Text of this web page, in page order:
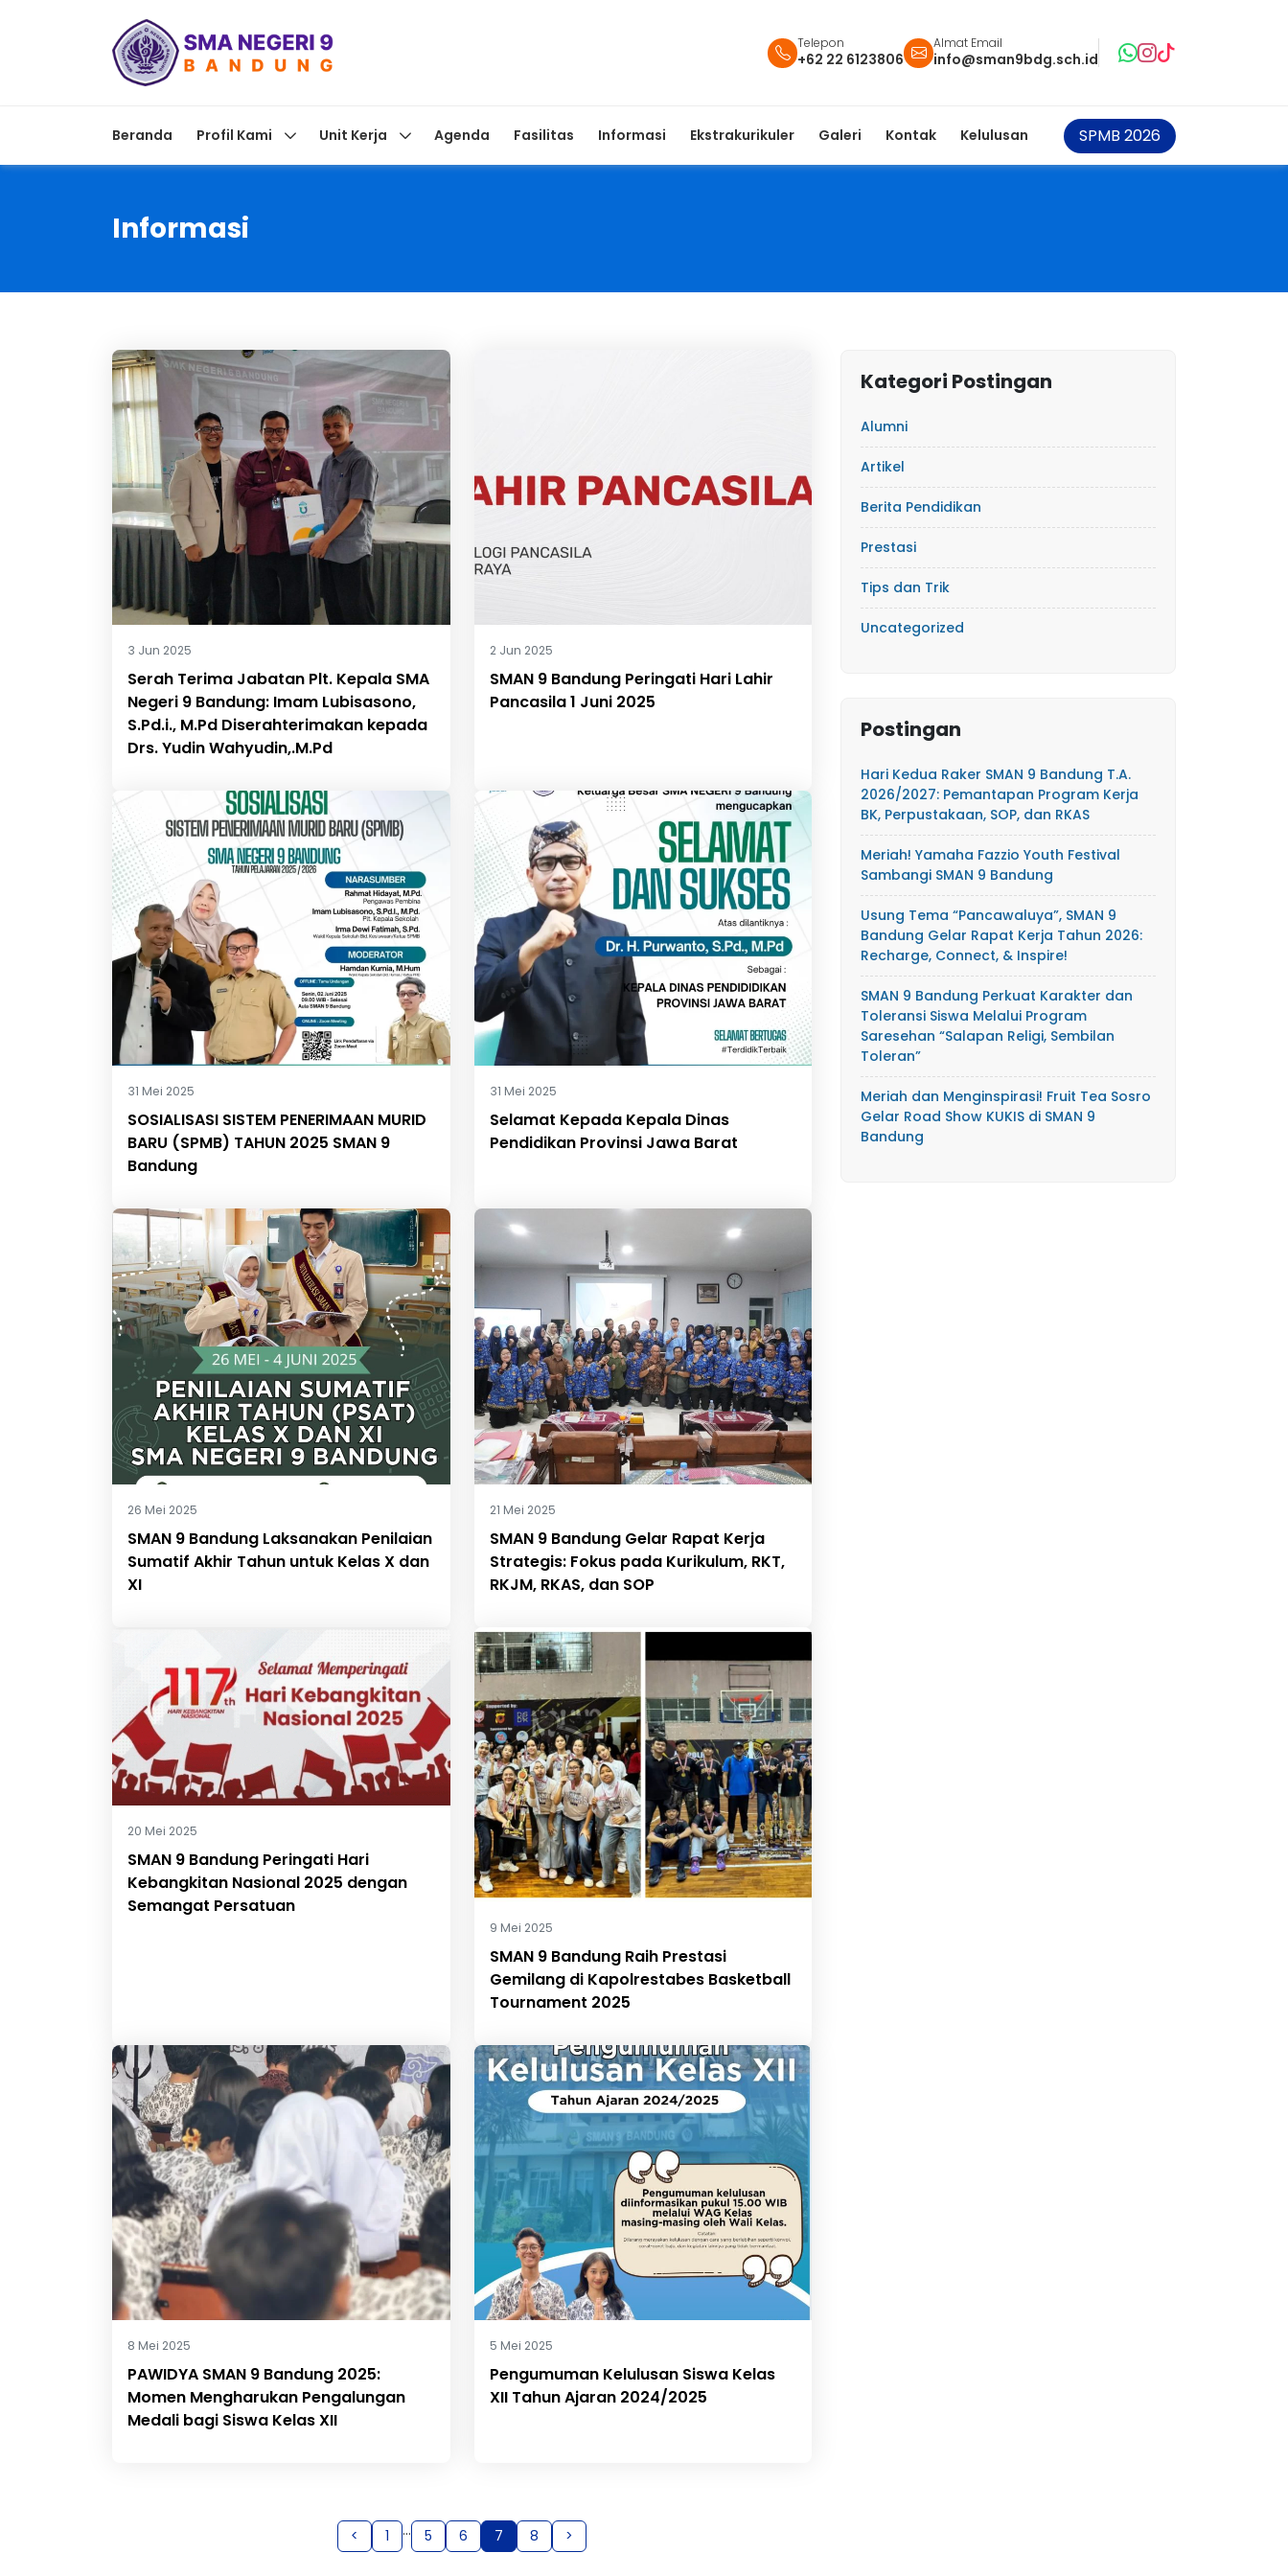
Telepon
+62 22 6123806
Almat Email
info@sman9bdg.sch.id
Beranda Profil Kami Unit Kerja Agenda Fasilitas Informasi Ekstrakurikuler Galeri Kontak Kelulusan SPMB 2026
Informasi
3 Jun 2025
Serah Terima Jabatan Plt. Kepala SMA
Negeri 9 Bandung: Imam Lubisasono,
S.Pd.i., M.Pd Diserahterimakan kepada
Drs. Yudin Wahyudin,.M.Pd
2 Jun 2025
SMAN 9 Bandung Peringati Hari Lahir
Pancasila 1 Juni 2025
31 Mei 2025
SOSIALISASI SISTEM PENERIMAAN MURID
BARU (SPMB) TAHUN 2025 SMAN 9
Bandung
31 Mei 2025
Selamat Kepada Kepala Dinas
Pendidikan Provinsi Jawa Barat
26 Mei 2025
SMAN 9 Bandung Laksanakan Penilaian
Sumatif Akhir Tahun untuk Kelas X dan
XI
21 Mei 2025
SMAN 9 Bandung Gelar Rapat Kerja
Strategis: Fokus pada Kurikulum, RKT,
RKJM, RKAS, dan SOP
20 Mei 2025
SMAN 9 Bandung Peringati Hari
Kebangkitan Nasional 2025 dengan
Semangat Persatuan
9 Mei 2025
SMAN 9 Bandung Raih Prestasi
Gemilang di Kapolrestabes Basketball
Tournament 2025
8 Mei 2025
PAWIDYA SMAN 9 Bandung 2025:
Momen Mengharukan Pengalungan
Medali bagi Siswa Kelas XII
5 Mei 2025
Pengumuman Kelulusan Siswa Kelas
XII Tahun Ajaran 2024/2025
< 1 … 5 6 7 8 >
Kategori Postingan
Alumni
Artikel
Berita Pendidikan
Prestasi
Tips dan Trik
Uncategorized
Postingan
Hari Kedua Raker SMAN 9 Bandung T.A.
2026/2027: Pemantapan Program Kerja
BK, Perpustakaan, SOP, dan RKAS
Meriah! Yamaha Fazzio Youth Festival
Sambangi SMAN 9 Bandung
Usung Tema “Pancawaluya”, SMAN 9
Bandung Gelar Rapat Kerja Tahun 2026:
Recharge, Connect, & Inspire!
SMAN 9 Bandung Perkuat Karakter dan
Toleransi Siswa Melalui Program
Saresehan “Salapan Religi, Sembilan
Toleran”
Meriah dan Menginspirasi! Fruit Tea Sosro
Gelar Road Show KUKIS di SMAN 9
Bandung